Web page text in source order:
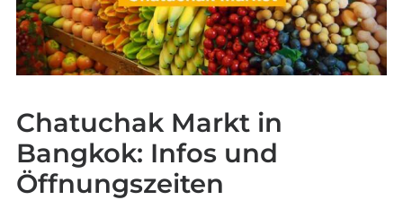
Chatuchak Markt in
Bangkok: Infos und
Öffnungszeiten